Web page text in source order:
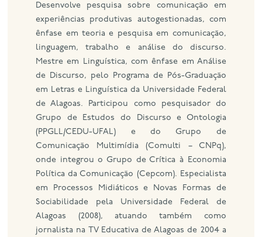
Desenvolve pesquisa sobre comunicação em
experiências produtivas autogestionadas, com
ênfase em teoria e pesquisa em comunicação,
linguagem, trabalho e análise do discurso.
Mestre em Linguística, com ênfase em Análise
de Discurso, pelo Programa de Pós-Graduação
em Letras e Linguística da Universidade Federal
de Alagoas. Participou como pesquisador do
Grupo de Estudos do Discurso e Ontologia
(PPGLL/CEDU-UFAL) e do Grupo de
Comunicação Multimídia (Comulti – CNPq),
onde integrou o Grupo de Crítica à Economia
Política da Comunicação (Cepcom). Especialista
em Processos Midiáticos e Novas Formas de
Sociabilidade pela Universidade Federal de
Alagoas (2008), atuando também como
jornalista na TV Educativa de Alagoas de 2004 a